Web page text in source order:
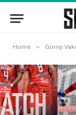
Home » Gornji